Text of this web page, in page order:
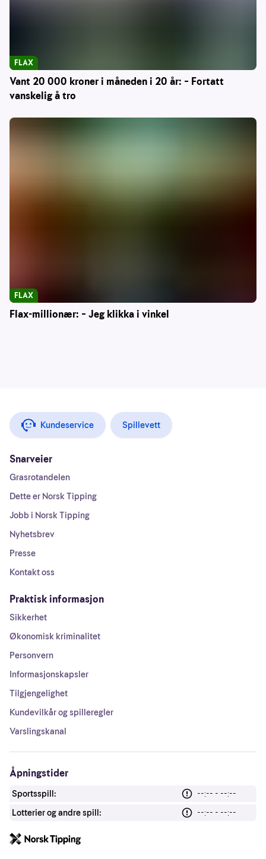
Vant 20 000 kroner i måneden i 20 år: – Fortatt
vanskelig å tro
FLAX
Flax-millionær: – Jeg klikka i vinkel
FLAX
Kundeservice Spillevett
Snarveier
Grasrotandelen
Dette er Norsk Tipping
Jobb i Norsk Tipping
Nyhetsbrev
Presse
Kontakt oss
Praktisk informasjon
Sikkerhet
Økonomisk kriminalitet
Personvern
Informasjonskapsler
Tilgjengelighet
Kundevilkår og spilleregler
Varslingskanal
Åpningstider
Sportsspill:
--:-- - --:--
Lotterier og andre spill:
--:-- - --:--